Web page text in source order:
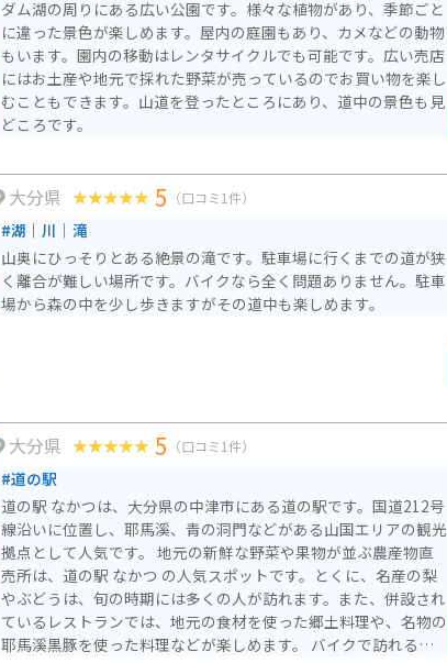
ダム湖の周りにある広い公園です。様々な植物があり、季節ごと
に違った景色が楽しめます。屋内の庭園もあり、カメなどの動物
もいます。園内の移動はレンタサイクルでも可能です。広い売店
にはお土産や地元で採れた野菜が売っているのでお買い物を楽し
むこともできます。山道を登ったところにあり、道中の景色も見
どころです。
大分県 5 （口コミ1件）
#湖｜川｜滝
山奥にひっそりとある絶景の滝です。駐車場に行くまでの道が狭
く離合が難しい場所です。バイクなら全く問題ありません。駐車
場から森の中を少し歩きますがその道中も楽しめます。
大分県 5 （口コミ1件）
#道の駅
道の駅 なかつは、大分県の中津市にある道の駅です。国道212号
線沿いに位置し、耶馬溪、青の洞門などがある山国エリアの観光
拠点として人気です。 地元の新鮮な野菜や果物が並ぶ農産物直
売所は、道の駅 なかつ の人気スポットです。とくに、名産の梨
やぶどうは、旬の時期には多くの人が訪れます。また、併設され
ているレストランでは、地元の食材を使った郷土料理や、名物の
耶馬溪黒豚を使った料理などが楽しめます。 バイクで訪れる際